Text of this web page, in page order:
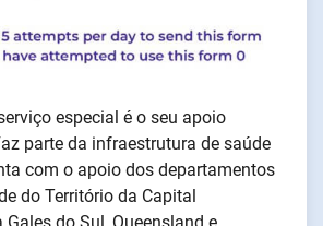
especial é o seu apoio
parte da infraestrutura de saúde
com o apoio dos departamentos
do Território da Capital